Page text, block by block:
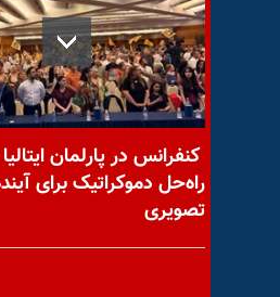
زبان درازی
کنفرانس در پارلمان
راه‌حل دموکراتیک برای
تصویری